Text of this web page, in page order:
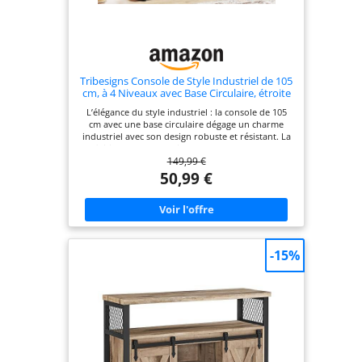
Tribesigns Console de Style Industriel de 105
cm, à 4 Niveaux avec Base Circulaire, étroite
en Bois avec étagères de Rangement pour
Salon et Couloir (Marron Rustique)
L’élégance du style industriel : la console de 105
cm avec une base circulaire dégage un charme
industriel avec son design robuste et résistant. La
étagères ajoute une touche de chaleur et d'attrait
vintage, et les deux étagères centrales sont
habilement placées dans un grand cadre en métal
circulaire, ce qui en fait une pièce maîtresse
vraiment unique et attrayante dans le couloir.
Support fiable : cette console dispose d'une table
x 105 cm de largeur x 80 cm de hauteur, elle offre
un support solide et fiable jusqu'à 45 kg. Les
à rester stable sur un sol inégal, de sorte que vous
ne vous inquiétez jamais qu’elle vacille.
Fonctionnalité à 4 niveaux : avec ses 4 niveaux
décalés, cette console étroite offre un grand
espace de rangement et d'exposition. Que vous
souhaitiez exposer des objets de collection ou
149,99 €
50,99 €
-15%